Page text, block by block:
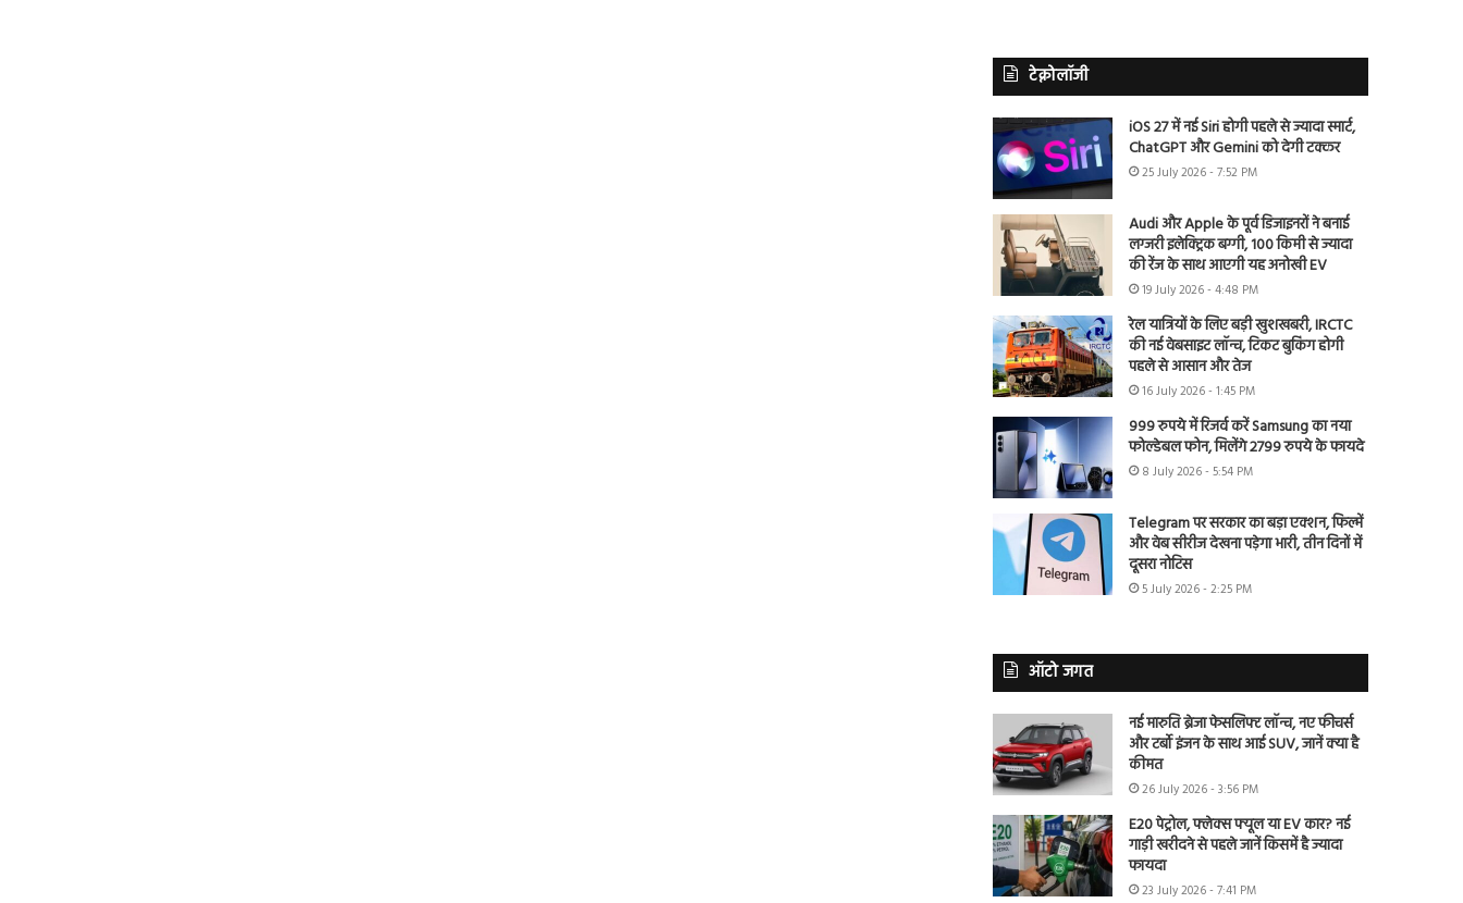
टेक्नोलॉजी
iOS 27 में नई Siri होगी पहले से ज्यादा स्मार्ट,
ChatGPT और Gemini को देगी टक्कर
25 July 2026 - 7:52 PM
Audi और Apple के पूर्व डिजाइनरों ने बनाई
लग्जरी इलेक्ट्रिक बग्गी, 100 किमी से ज्यादा
की रेंज के साथ आएगी यह अनोखी EV
19 July 2026 - 4:48 PM
रेल यात्रियों के लिए बड़ी खुशखबरी, IRCTC
की नई वेबसाइट लॉन्च, टिकट बुकिंग होगी
पहले से आसान और तेज
16 July 2026 - 1:45 PM
999 रुपये में रिजर्व करें Samsung का नया
फोल्डेबल फोन, मिलेंगे 2799 रुपये के फायदे
8 July 2026 - 5:54 PM
Telegram पर सरकार का बड़ा एक्शन, फिल्में
और वेब सीरीज देखना पड़ेगा भारी, तीन दिनों में
दूसरा नोटिस
5 July 2026 - 2:25 PM
ऑटो जगत
नई मारुति ब्रेजा फेसलिफ्ट लॉन्च, नए फीचर्स
और टर्बो इंजन के साथ आई SUV, जानें क्या है
कीमत
26 July 2026 - 3:56 PM
E20 पेट्रोल, फ्लेक्स फ्यूल या EV कार? नई
गाड़ी खरीदने से पहले जानें किसमें है ज्यादा
फायदा
23 July 2026 - 7:41 PM